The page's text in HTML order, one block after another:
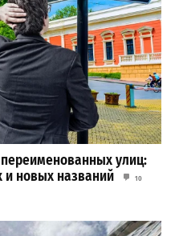
улиц:
и новых названий
10